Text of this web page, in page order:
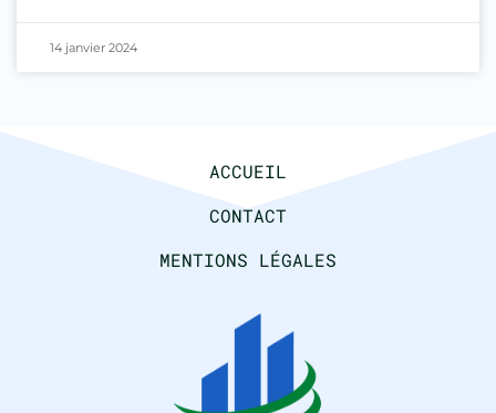
14 janvier 2024
ACCUEIL
CONTACT
MENTIONS LÉGALES